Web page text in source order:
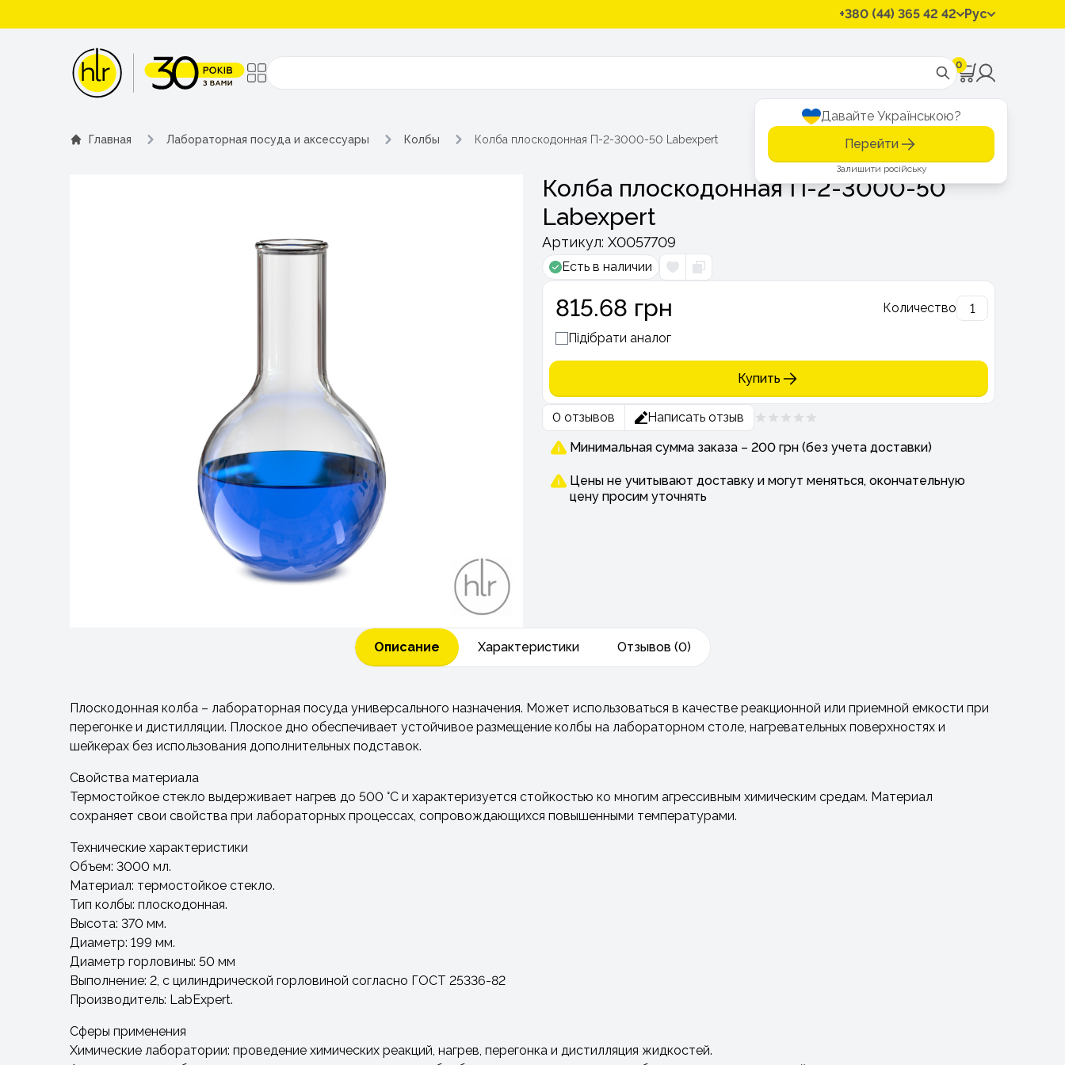
+380 (44) 365 42 42 Рус
0
Давайте Українською?
Перейти
Залишити російську
Поиск
Главная Лабораторная посуда и аксессуары Колбы Колба плоскодонная П-2-3000-50 Labexpert
Колба плоскодонная П-2-3000-50
Labexpert
Артикул: Х0057709
Есть в наличии
815.68 грн
Количество
Підібрати аналог
Купить
0 отзывов
Написать отзыв
Минимальная сумма заказа – 200 грн (без учета доставки)
Цены не учитывают доставку и могут меняться, окончательную
цену просим уточнять
Описание Характеристики Отзывов (0)
Плоскодонная колба – лабораторная посуда универсального назначения. Может использоваться в качестве реакционной или приемной емкости при
перегонке и дистилляции. Плоское дно обеспечивает устойчивое размещение колбы на лабораторном столе, нагревательных поверхностях и
шейкерах без использования дополнительных подставок.
Свойства материала
Термостойкое стекло выдерживает нагрев до 500 °C и характеризуется стойкостью ко многим агрессивным химическим средам. Материал
сохраняет свои свойства при лабораторных процессах, сопровождающихся повышенными температурами.
Технические характеристики
Объем: 3000 мл.
Материал: термостойкое стекло.
Тип колбы: плоскодонная.
Высота: 370 мм.
Диаметр: 199 мм.
Диаметр горловины: 50 мм
Выполнение: 2, с цилиндрической горловиной согласно ГОСТ 25336-82
Производитель: LabExpert.
Сферы применения
Химические лаборатории: проведение химических реакций, нагрев, перегонка и дистилляция жидкостей.